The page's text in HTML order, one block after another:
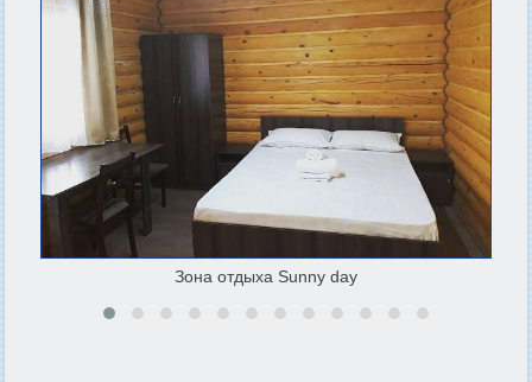
Зона отдыха Sunny day